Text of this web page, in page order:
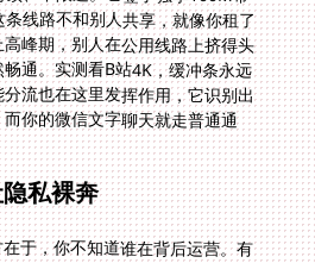
私裸奔
于，你不知道谁在背后运营。有